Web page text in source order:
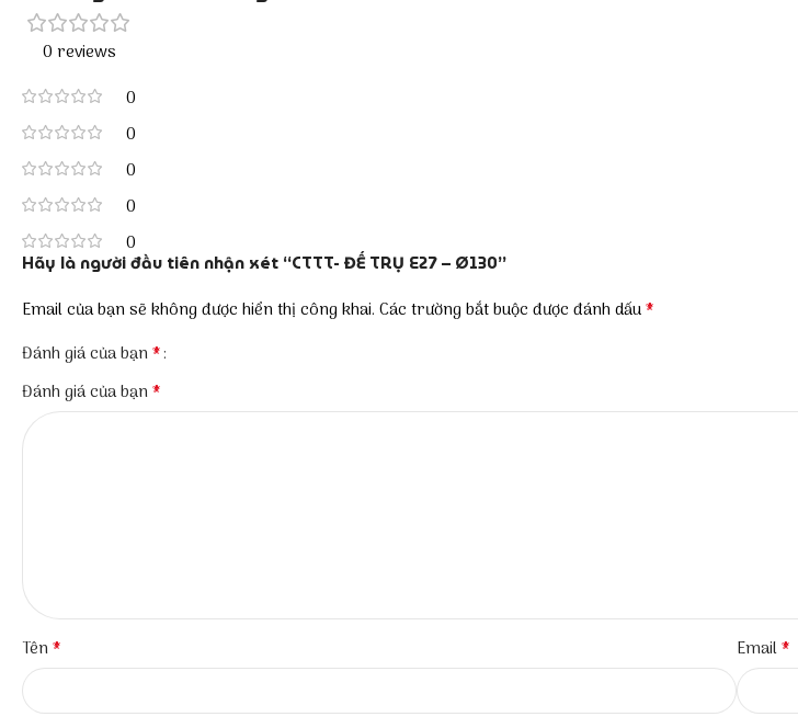
0 reviews
0
0
0
0
0
Hãy là người đầu tiên nhận xét “CTTT- ĐẾ TRỤ E27 – Ø130”
Email của bạn sẽ không được hiển thị công khai. Các trường bắt buộc được đánh dấu*
Đánh giá của bạn*
Đánh giá của bạn*
Tên* Email*